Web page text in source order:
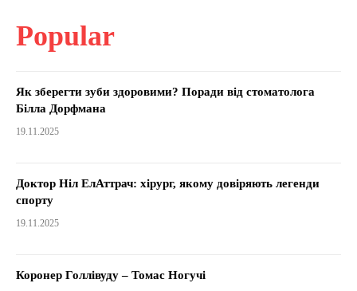
Popular
Як зберегти зуби здоровими? Поради від стоматолога
Білла Дорфмана
19.11.2025
Доктор Ніл ЕлАттрач: хірург, якому довіряють легенди
спорту
19.11.2025
Коронер Голлівуду – Томас Ногучі